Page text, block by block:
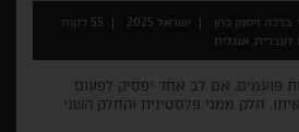
ברכה זיסמן כהן ישראל 2025
55 דקות
לעברית, אנגלית
פועמים, אם לב אחד יפסיק לפעום
חלק ממני פלסטינית והחלק השני